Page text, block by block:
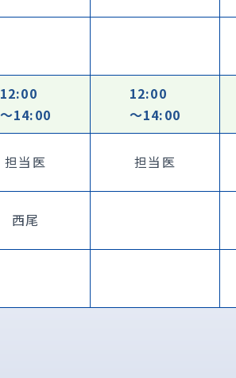
12:00
〜14:00
12:00
〜14:00
担当医 担当医
西尾